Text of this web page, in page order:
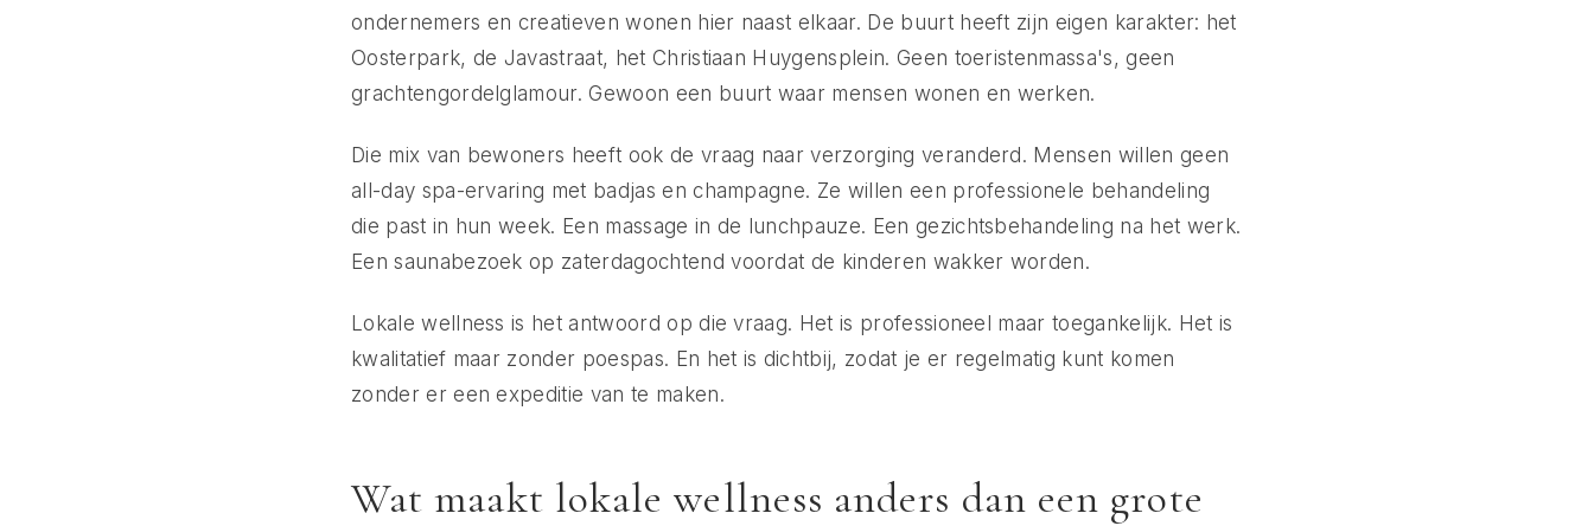
ondernemers en creatieven wonen hier naast elkaar. De buurt heeft zijn eigen karakter: het
Oosterpark, de Javastraat, het Christiaan Huygensplein. Geen toeristenmassa's, geen
grachtengordelglamour. Gewoon een buurt waar mensen wonen en werken.
Die mix van bewoners heeft ook de vraag naar verzorging veranderd. Mensen willen geen
all-day spa-ervaring met badjas en champagne. Ze willen een professionele behandeling
die past in hun week. Een massage in de lunchpauze. Een gezichtsbehandeling na het werk.
Een saunabezoek op zaterdagochtend voordat de kinderen wakker worden.
Lokale wellness is het antwoord op die vraag. Het is professioneel maar toegankelijk. Het is
kwalitatief maar zonder poespas. En het is dichtbij, zodat je er regelmatig kunt komen
zonder er een expeditie van te maken.
Wat maakt lokale wellness anders dan een grote